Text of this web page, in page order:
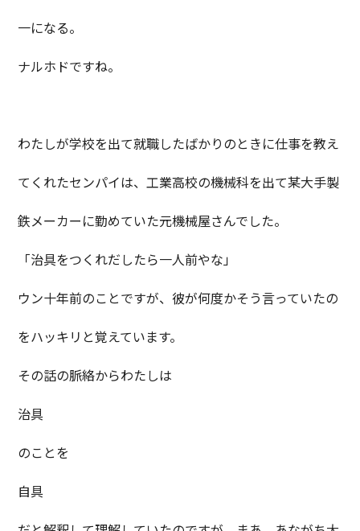
一になる。
ナルホドですね。
わたしが学校を出て就職したばかりのときに仕事を教え
てくれたセンパイは、工業高校の機械科を出て某大手製
鉄メーカーに勤めていた元機械屋さんでした。
「治具をつくれだしたら一人前やな」
ウン十年前のことですが、彼が何度かそう言っていたの
をハッキリと覚えています。
その話の脈絡からわたしは
治具
のことを
自具